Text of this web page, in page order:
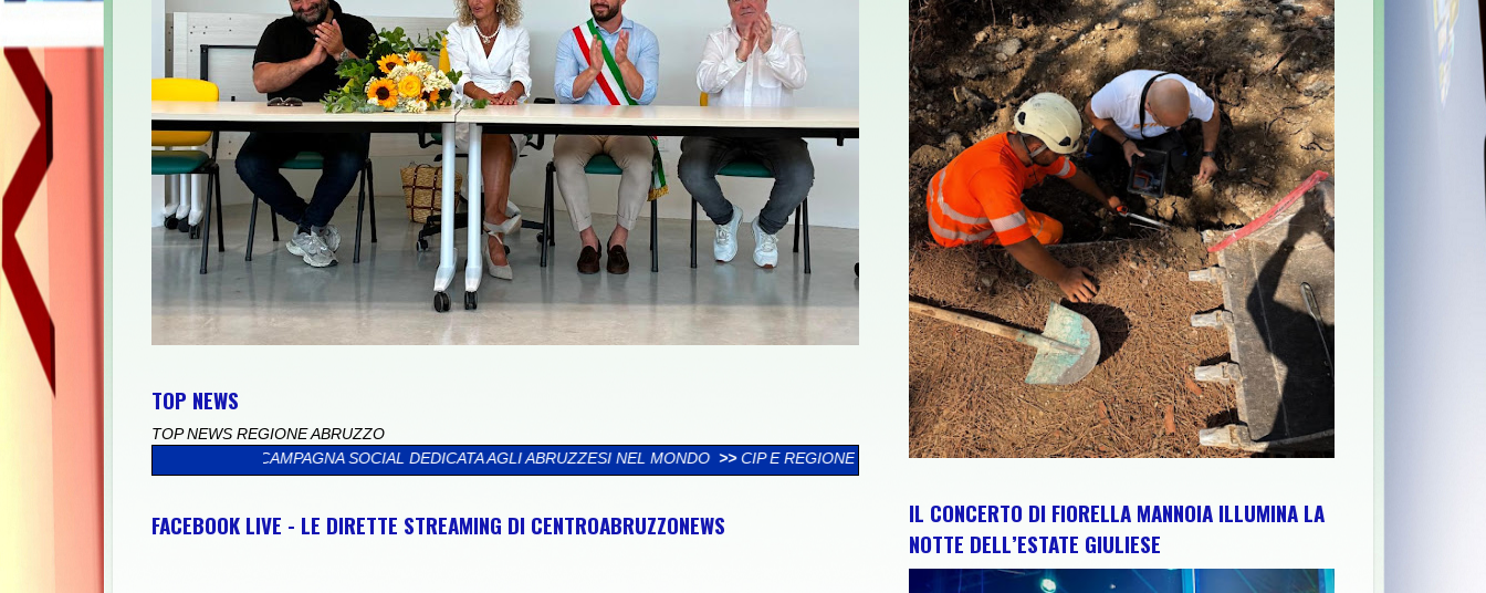
TOP NEWS
TOP NEWS REGIONE ABRUZZO
AL VIA LA CAMPAGNA SOCIAL DEDICATA AGLI ABRUZZESI NEL MONDO >> CIP E REGIONE ABRUZZO PER RAFFORZARE IMPIANTI, RISORSE E TERRITORIO: IL PRESIDENTE NAZIONALE GIUNIO DE
FACEBOOK LIVE - LE DIRETTE STREAMING DI CENTROABRUZZONEWS
IL CONCERTO DI FIORELLA MANNOIA ILLUMINA LA
NOTTE DELL’ESTATE GIULIESE